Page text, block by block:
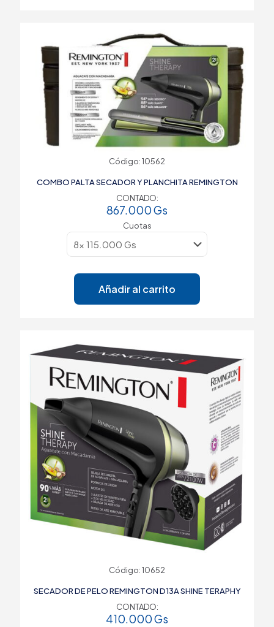
Código: 10562
COMBO PALTA SECADOR Y PLANCHITA REMINGTON
CONTADO:
867.000Gs
Cuotas
Añadir al carrito
Código: 10652
SECADOR DE PELO REMINGTON D13A SHINE TERAPHY
CONTADO:
410.000Gs